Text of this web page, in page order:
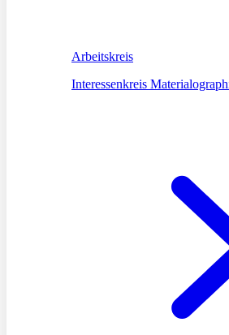
Arbeitskreis
Interessenkreis